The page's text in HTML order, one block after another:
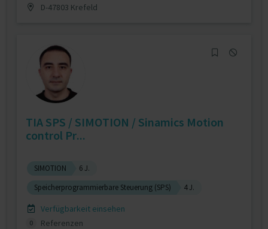
D-47803 Krefeld
TIA SPS / SIMOTION / Sinamics Motion
control Pr...
SIMOTION
6 J.
Speicherprogrammierbare Steuerung (SPS)
4 J.
Verfügbarkeit einsehen
0
Referenzen